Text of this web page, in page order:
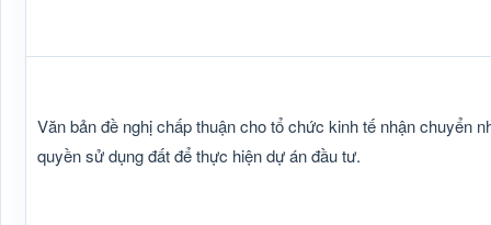
Văn bản đề nghị chấp thuận cho tổ chức kinh tế nhận chuyển
quyền sử dụng đất để thực hiện dự án đầu tư.